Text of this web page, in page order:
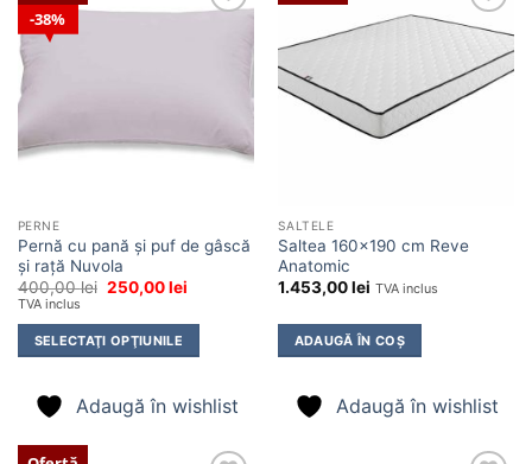
38%
PERNE
Pernă cu pană și puf de gâscă
și rață Nuvola
400,00lei Prețul
inițial
fost:
400,00 lei.
250,00leiPrețul
TVA inclus
SELECTAŢI OPŢIUNILE
Adaugă în wishlist
Adaugă
wishlist
SALTELE
Saltea 160×190 cm Reve
Anatomic
1.453,00lei TVA inclus
ADAUGĂ ÎN COȘ
Adaugă în wishlist